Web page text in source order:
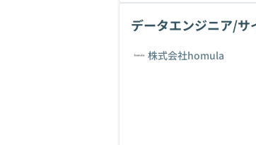
データエンジニア/サ
株式会社homula